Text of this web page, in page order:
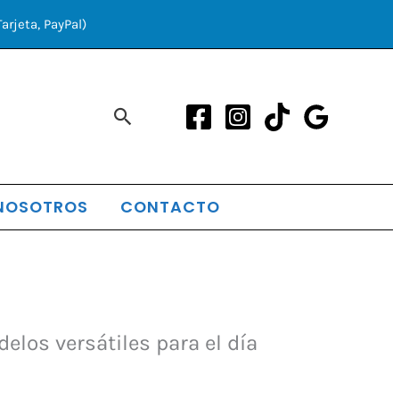
PayPal)
Buscar
CONTACTO
versátiles para el día